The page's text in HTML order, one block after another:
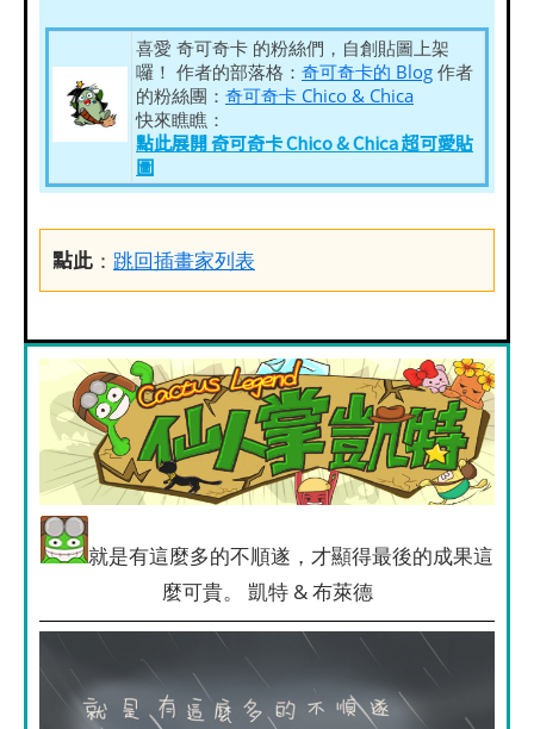
喜愛 奇可奇卡 的粉絲們，自創貼圖上架
囉！ 作者的部落格： 奇可奇卡的 Blog 作者
的粉絲團： 奇可奇卡 Chico & Chica
快來瞧瞧：
點此展開 奇可奇卡 Chico & Chica 超可愛貼
圖
點此 ： 跳回插畫家列表
就是有這麼多的不順遂，才顯得最後的成果這
麼可貴。 凱特 & 布萊德